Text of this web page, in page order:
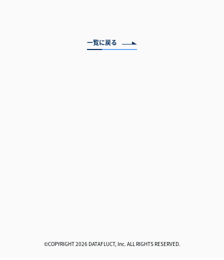
一覧に戻る
©COPYRIGHT 2026 DATAFLUCT, Inc. ALL RIGHTS RESERVED.